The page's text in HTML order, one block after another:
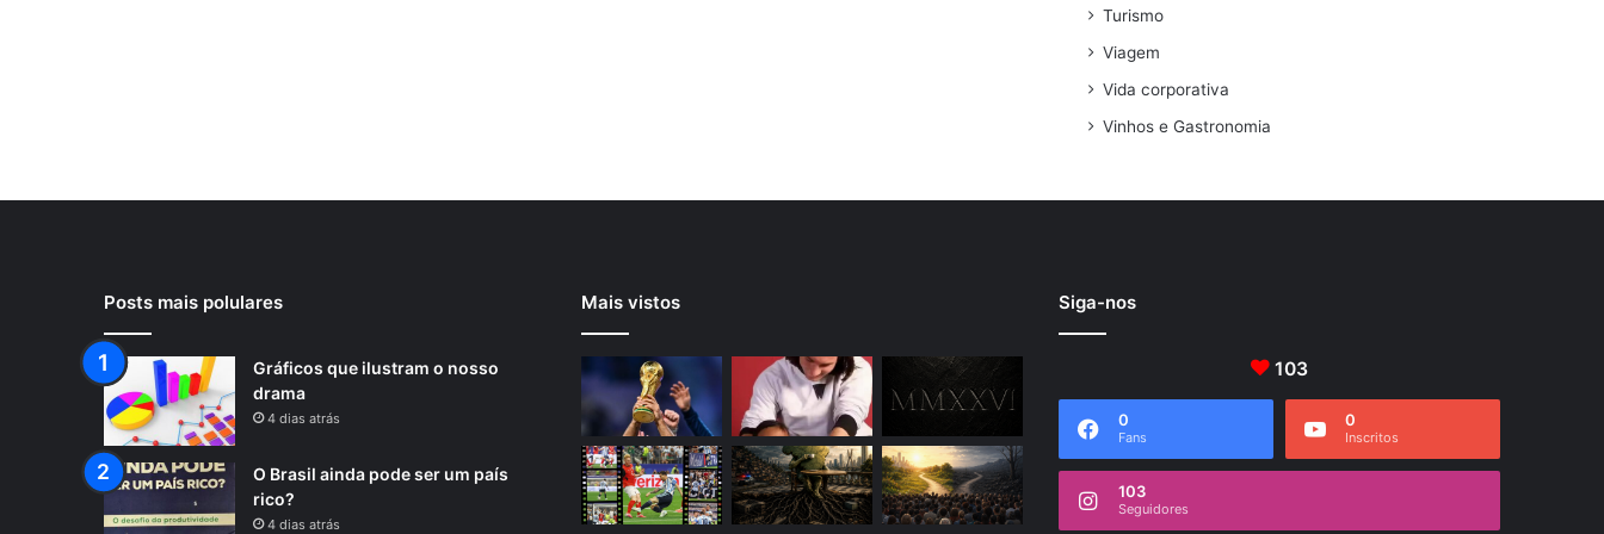
Turismo
Viagem
Vida corporativa
Vinhos e Gastronomia
Posts mais polulares
Gráficos que ilustram o nosso
drama
4 dias atrás
O Brasil ainda pode ser um país
rico?
4 dias atrás
Mais vistos Siga-nos
103
0
Fans
0
Inscritos
103
Seguidores